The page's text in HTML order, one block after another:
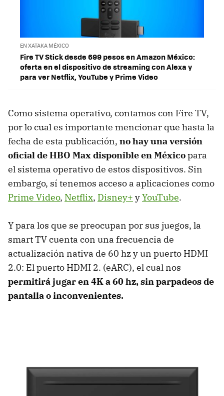
EN XATAKA MÉXICO
Fire TV Stick desde 699 pesos en Amazon México:
oferta en el dispositivo de streaming con Alexa y
para ver Netflix, YouTube y Prime Video
Como sistema operativo, contamos con Fire TV,
por lo cual es importante mencionar que hasta la
fecha de esta publicación, no hay una versión
oficial de HBO Max disponible en Méxicopara
el sistema operativo de estos dispositivos. Sin
embargo, sí tenemos acceso a aplicaciones como
Prime Video, Netflix, Disney+ yYouTube.
Y para los que se preocupan por sus juegos, la
smart TV cuenta con una frecuencia de
actualización nativa de 60 hz y un puerto HDMI
2.0: El puerto HDMI 2. (eARC), el cual nos
permitirá jugar en 4K a 60 hz, sin parpadeos de
pantalla o inconvenientes.